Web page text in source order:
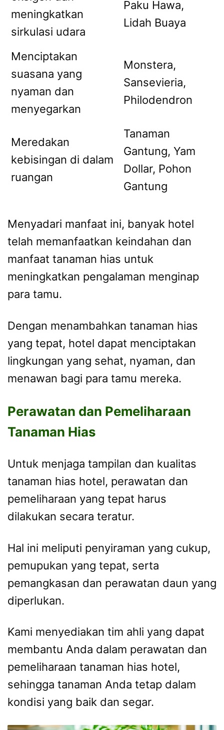
meningkatkan
sirkulasi udara
Paku Hawa,
Lidah Buaya
Menciptakan
suasana yang
nyaman dan
menyegarkan
Monstera,
Sansevieria,
Philodendron
Meredakan
kebisingan di dalam
ruangan
Tanaman
Gantung, Yam
Dollar, Pohon
Gantung
Menyadari manfaat ini, banyak hotel
telah memanfaatkan keindahan dan
manfaat tanaman hias untuk
meningkatkan pengalaman menginap
para tamu.
Dengan menambahkan tanaman hias
yang tepat, hotel dapat menciptakan
lingkungan yang sehat, nyaman, dan
menawan bagi para tamu mereka.
Perawatan dan Pemeliharaan
Tanaman Hias
Untuk menjaga tampilan dan kualitas
tanaman hias hotel, perawatan dan
pemeliharaan yang tepat harus
dilakukan secara teratur.
Hal ini meliputi penyiraman yang cukup,
pemupukan yang tepat, serta
pemangkasan dan perawatan daun yang
diperlukan.
Kami menyediakan tim ahli yang dapat
membantu Anda dalam perawatan dan
pemeliharaan tanaman hias hotel,
sehingga tanaman Anda tetap dalam
kondisi yang baik dan segar.